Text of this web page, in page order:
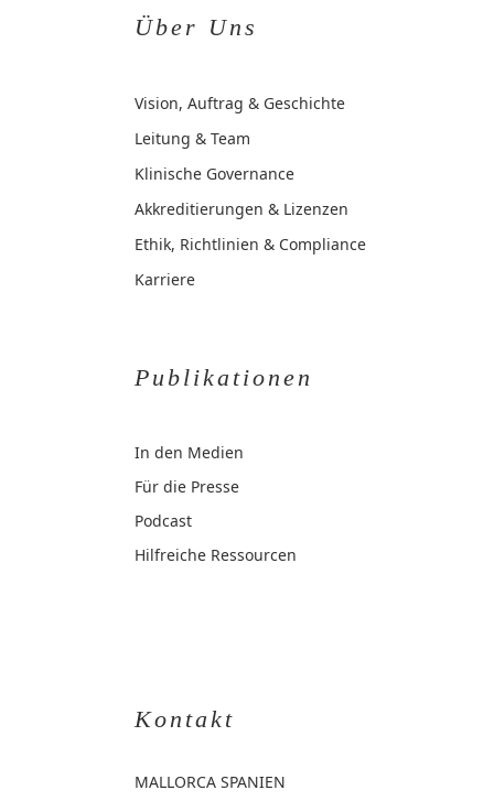
Über Uns
Vision, Auftrag & Geschichte
Leitung & Team
Klinische Governance
Akkreditierungen & Lizenzen
Ethik, Richtlinien & Compliance
Karriere
Publikationen
In den Medien
Für die Presse
Podcast
Hilfreiche Ressourcen
Kontakt
MALLORCA SPANIEN